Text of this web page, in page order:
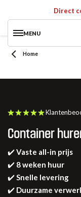
Direct
MENU
Home
Container
✔️Vaste all-in prijs
✔️ 8 weken huur
✔️Snelle levering
✔️ Duurzame